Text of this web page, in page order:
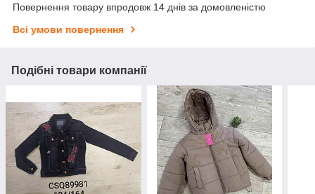
Повернення товару впродовж 14 днів за домовленістю
Всі умови повернення
Подібні товари компанії